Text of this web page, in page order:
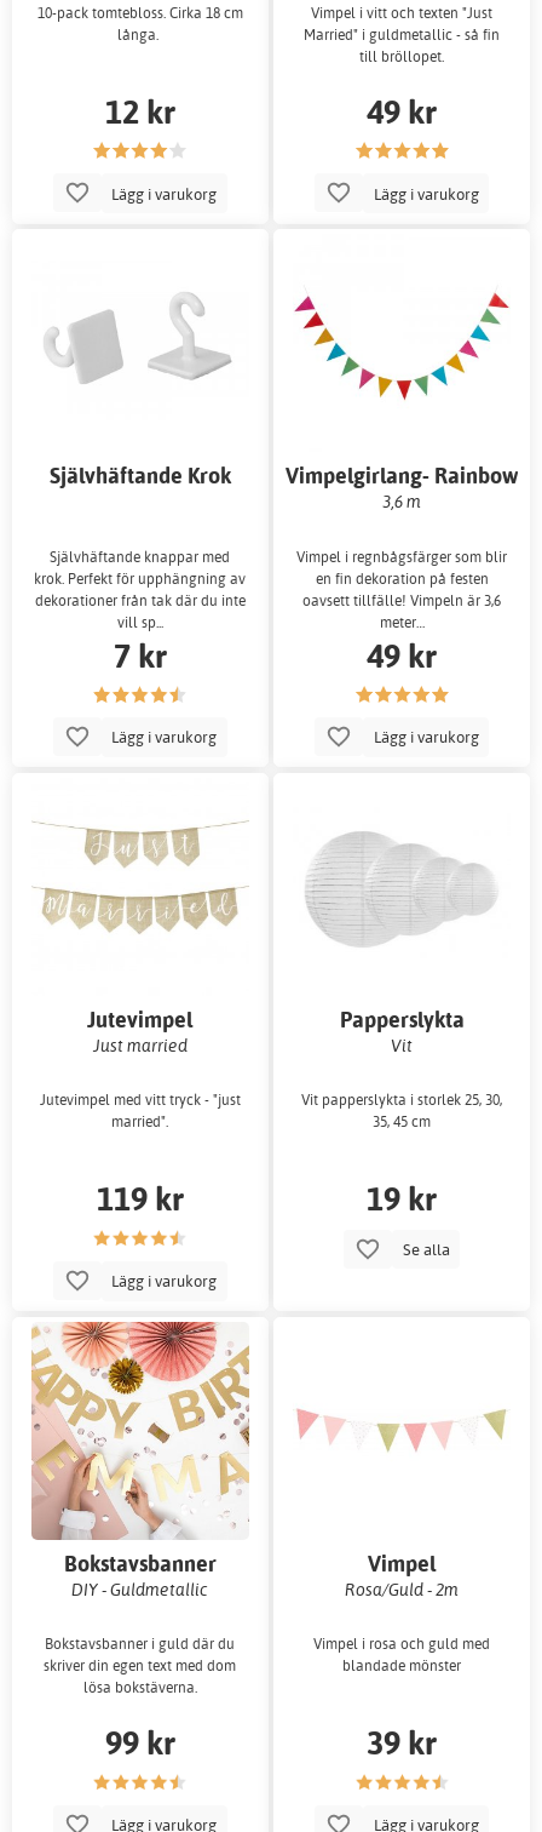
10-pack tomtebloss. Cirka 18 cm
långa.
12 kr
Lägg i varukorg
Vimpel i vitt och texten "Just
Married" i guldmetallic - så fin
till bröllopet.
49 kr
Lägg i varukorg
Självhäftande Krok
Självhäftande knappar med
krok. Perfekt för upphängning av
dekorationer från tak där du inte
vill sp...
7 kr
Lägg i varukorg
Vimpelgirlang- Rainbow
3,6 m
Vimpel i regnbågsfärger som blir
en fin dekoration på festen
oavsett tillfälle! Vimpeln är 3,6
meter…
49 kr
Lägg i varukorg
Jutevimpel
Just married
Jutevimpel med vitt tryck - "just
married".
119 kr
Lägg i varukorg
Papperslykta
Vit
Vit papperslykta i storlek 25, 30,
35, 45 cm
19 kr
Se alla
Bokstavsbanner
DIY - Guldmetallic
Bokstavsbanner i guld där du
skriver din egen text med dom
lösa bokstäverna.
99 kr
Lägg i varukorg
Vimpel
Rosa/Guld - 2m
Vimpel i rosa och guld med
blandade mönster
39 kr
Lägg i varukorg